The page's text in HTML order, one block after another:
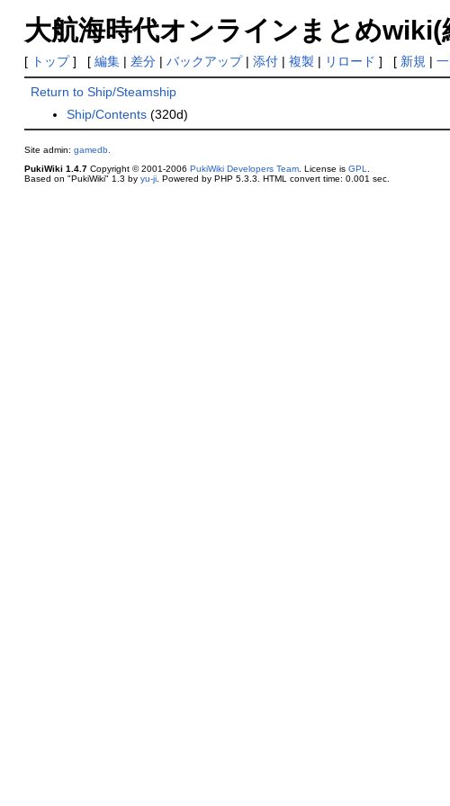
大航海時代オンラインまとめ
[ トップ] [ 編集| 差分| バックアップ| 添付| 複製 | リロード ] [ 新規 |
Return to Ship/Steamship
Ship/Contents (320d)
Site admin: gamedb.
PukiWiki 1.4.7Copyright © 2001-2006 PukiWiki Developers Team. License is GPL
Based on "PukiWiki" 1.3 by yu-ji. Powered by PHP 5.3.3. HTML convert time: 0.001 sec.